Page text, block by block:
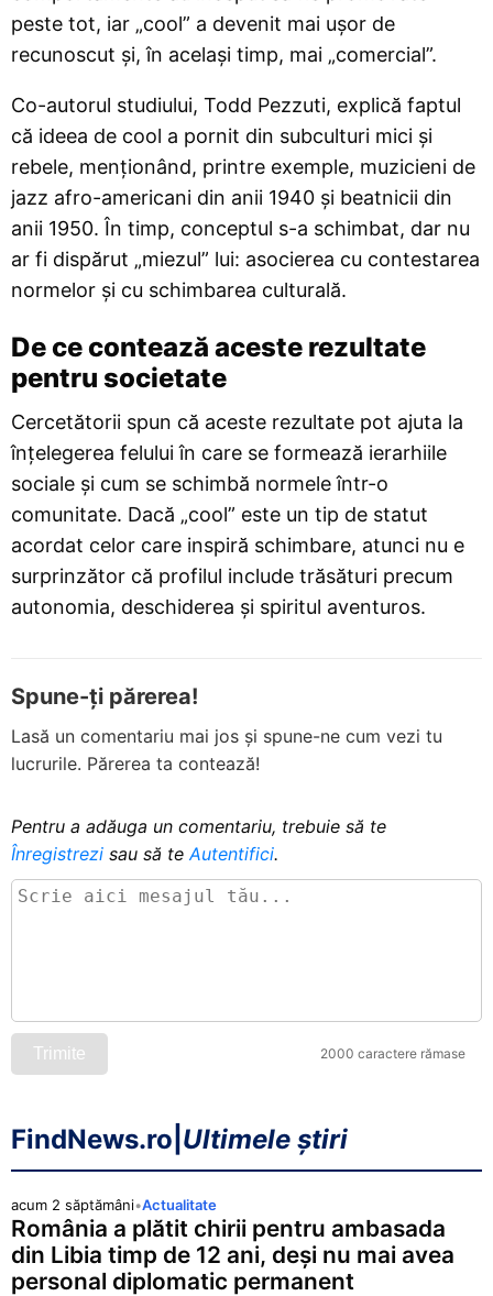
peste tot, iar „cool” a devenit mai ușor de
recunoscut și, în același timp, mai „comercial”.
Co-autorul studiului, Todd Pezzuti, explică faptul
că ideea de cool a pornit din subculturi mici și
rebele, menționând, printre exemple, muzicieni de
jazz afro-americani din anii 1940 și beatnicii din
anii 1950. În timp, conceptul s-a schimbat, dar nu
ar fi dispărut „miezul” lui: asocierea cu contestarea
normelor și cu schimbarea culturală.
De ce contează aceste rezultate
pentru societate
Cercetătorii spun că aceste rezultate pot ajuta la
înțelegerea felului în care se formează ierarhiile
sociale și cum se schimbă normele într-o
comunitate. Dacă „cool” este un tip de statut
acordat celor care inspiră schimbare, atunci nu e
surprinzător că profilul include trăsături precum
autonomia, deschiderea și spiritul aventuros.
Spune-ți părerea!
Lasă un comentariu mai jos și spune-ne cum vezi tu
lucrurile. Părerea ta contează!
Pentru a adăuga un comentariu, trebuie să te
Înregistrezi sau să te Autentifici.
2000 caractere rămase
Trimite
FindNews.ro Ultimele știri
acum 2 săptămâni•Actualitate
România a plătit chirii pentru ambasada
din Libia timp de 12 ani, deși nu mai avea
personal diplomatic permanent